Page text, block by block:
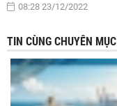
08:28 23/12/2022
TIN CÙNG CHUYÊN MỤC